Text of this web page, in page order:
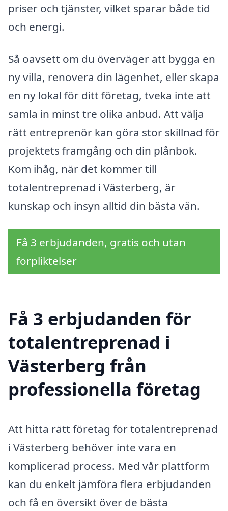
priser och tjänster, vilket sparar både tid
och energi.
Så oavsett om du överväger att bygga en
ny villa, renovera din lägenhet, eller skapa
en ny lokal för ditt företag, tveka inte att
samla in minst tre olika anbud. Att välja
rätt entreprenör kan göra stor skillnad för
projektets framgång och din plånbok.
Kom ihåg, när det kommer till
totalentreprenad i Västerberg, är
kunskap och insyn alltid din bästa vän.
Få 3 erbjudanden, gratis och utan
förpliktelser
Få 3 erbjudanden för
totalentreprenad i
Västerberg från
professionella företag
Att hitta rätt företag för totalentreprenad
i Västerberg behöver inte vara en
komplicerad process. Med vår plattform
kan du enkelt jämföra flera erbjudanden
och få en översikt över de bästa